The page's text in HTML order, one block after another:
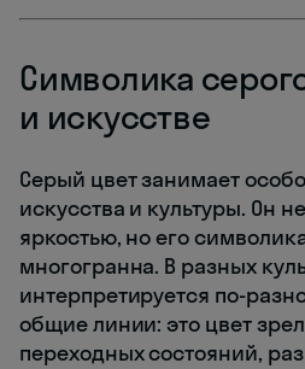
Символика
и искусстве
Серый цвет занимает
искусства и культуры. Он
яркостью, но его
многогранна. В разных
интерпретируется по-
общие линии: это цвет
переходных состояний,